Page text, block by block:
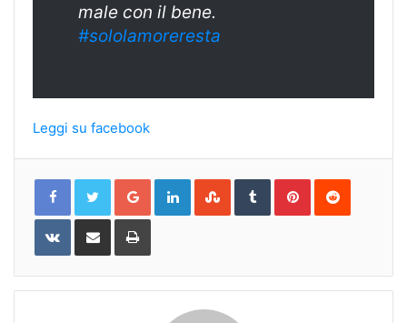
male con il bene.
#sololamoreresta
Leggi su facebook
Google+LinkedInStumbleUpon
TumblrPinterestReddit
VKontakteShare
Email
Print